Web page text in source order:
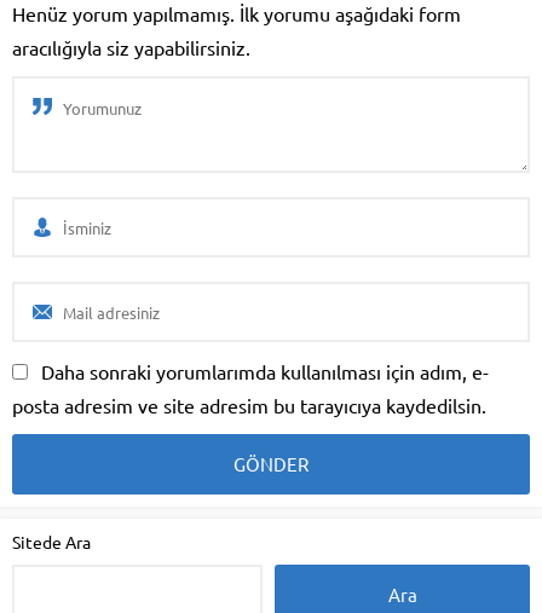
Henüz yorum yapılmamış. İlk yorumu aşağıdaki form
aracılığıyla siz yapabilirsiniz.
Daha sonraki yorumlarımda kullanılması için adım, e-
posta adresim ve site adresim bu tarayıcıya kaydedilsin.
Sitede Ara